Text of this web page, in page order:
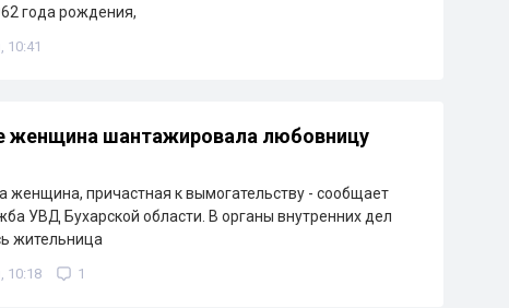
года рождения,
10:41
женщина шантажировала любовницу
женщина, причастная к вымогательству - сообщает
УВД Бухарской области. В органы внутренних дел
жительница
10:18 1